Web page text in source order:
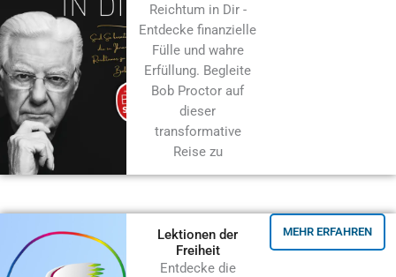
Reichtum in Dir -
Entdecke finanzielle
Fülle und wahre
Erfüllung. Begleite
Bob Proctor auf
dieser
transformative
Reise zu
Lektionen der
Freiheit
Entdecke die
MEHR ERFAHREN